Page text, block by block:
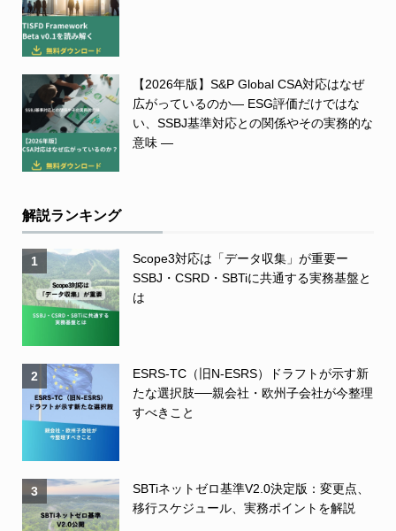
【2026年版】S&P Global CSA対応はなぜ
広がっているのか― ESG評価だけではな
い、SSBJ基準対応との関係やその実務的な
意味 ―
解説ランキング
1
Scope3対応は「データ収集」が重要ー
SSBJ・CSRD・SBTiに共通する実務基盤と
は
2
ESRS-TC（旧N-ESRS）ドラフトが示す新
たな選択肢──親会社・欧州子会社が今整理
すべきこと
3
SBTiネットゼロ基準V2.0決定版：変更点、
移行スケジュール、実務ポイントを解説